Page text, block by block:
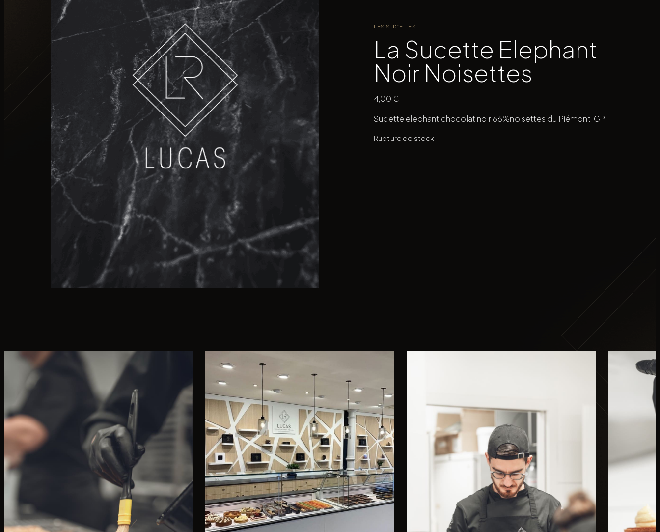
LES SUCETTES
La Sucette Elephant
Noir Noisettes
4,00€
Sucette elephant chocolat noir 66%noisettes du Piémont IGP
Rupture de stock